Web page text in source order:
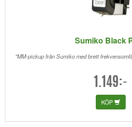
Sumiko Black
"MM-pickup från Sumiko med brett
1.149:-
KÖP